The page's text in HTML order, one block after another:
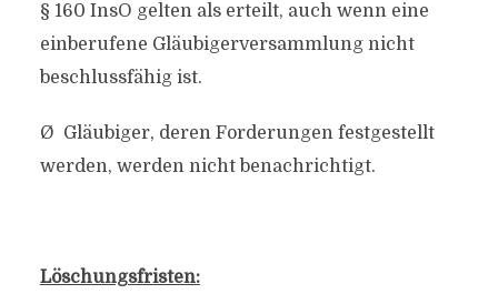
§ 160 InsO gelten als erteilt, auch wenn eine
einberufene Gläubigerversammlung nicht
beschlussfähig ist.
Ø Gläubiger, deren Forderungen festgestellt
werden, werden nicht benachrichtigt.
Löschungsfristen: